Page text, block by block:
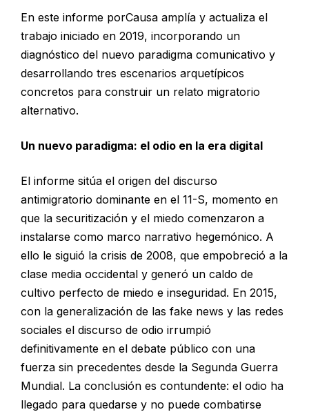
En este informe porCausa amplía y actualiza el
trabajo iniciado en 2019, incorporando un
diagnóstico del nuevo paradigma comunicativo y
desarrollando tres escenarios arquetípicos
concretos para construir un relato migratorio
alternativo.
Un nuevo paradigma: el odio en la era digital
El informe sitúa el origen del discurso
antimigratorio dominante en el 11-S, momento en
que la securitización y el miedo comenzaron a
instalarse como marco narrativo hegemónico. A
ello le siguió la crisis de 2008, que empobreció a la
clase media occidental y generó un caldo de
cultivo perfecto de miedo e inseguridad. En 2015,
con la generalización de las fake news y las redes
sociales el discurso de odio irrumpió
definitivamente en el debate público con una
fuerza sin precedentes desde la Segunda Guerra
Mundial. La conclusión es contundente: el odio ha
llegado para quedarse y no puede combatirse